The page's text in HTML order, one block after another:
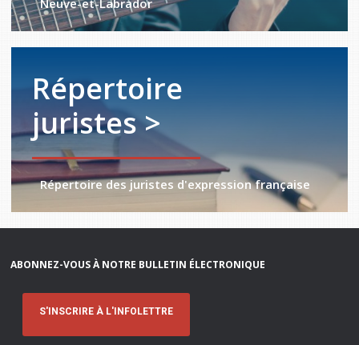
Neuve-et-Labrador
Répertoire
juristes >
Répertoire des juristes d'expression française
ABONNEZ-VOUS À NOTRE BULLETIN ÉLECTRONIQUE
S'INSCRIRE À L'INFOLETTRE